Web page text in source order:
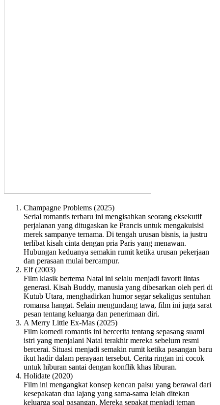
Champagne Problems (2025)
Serial romantis terbaru ini mengisahkan seorang eksekutif
perjalanan yang ditugaskan ke Prancis untuk mengakuisisi
merek sampanye ternama. Di tengah urusan bisnis, ia justru
terlibat kisah cinta dengan pria Paris yang menawan.
Hubungan keduanya semakin rumit ketika urusan pekerjaan
dan perasaan mulai bercampur.
Elf (2003)
Film klasik bertema Natal ini selalu menjadi favorit lintas
generasi. Kisah Buddy, manusia yang dibesarkan oleh peri di
Kutub Utara, menghadirkan humor segar sekaligus sentuhan
romansa hangat. Selain mengundang tawa, film ini juga sarat
pesan tentang keluarga dan penerimaan diri.
A Merry Little Ex-Mas (2025)
Film komedi romantis ini bercerita tentang sepasang suami
istri yang menjalani Natal terakhir mereka sebelum resmi
bercerai. Situasi menjadi semakin rumit ketika pasangan baru
ikut hadir dalam perayaan tersebut. Cerita ringan ini cocok
untuk hiburan santai dengan konflik khas liburan.
Holidate (2020)
Film ini mengangkat konsep kencan palsu yang berawal dari
kesepakatan dua lajang yang sama-sama lelah ditekan
keluarga soal pasangan. Mereka sepakat menjadi teman